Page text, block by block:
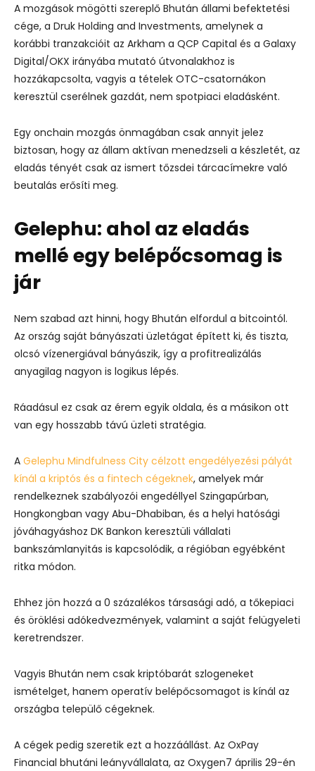
A mozgások mögötti szereplő Bhután állami befektetési
cége, a Druk Holding and Investments, amelynek a
korábbi tranzakcióit az Arkham a QCP Capital és a Galaxy
Digital/OKX irányába mutató útvonalakhoz is
hozzákapcsolta, vagyis a tételek OTC-csatornákon
keresztül cserélnek gazdát, nem spotpiaci eladásként.
Egy onchain mozgás önmagában csak annyit jelez
biztosan, hogy az állam aktívan menedzseli a készletét, az
eladás tényét csak az ismert tőzsdei tárcacímekre való
beutalás erősíti meg.
Gelephu: ahol az eladás
mellé egy belépőcsomag is
jár
Nem szabad azt hinni, hogy Bhután elfordul a bitcointól.
Az ország saját bányászati üzletágat épített ki, és tiszta,
olcsó vízenergiával bányászik, így a profitrealizálás
anyagilag nagyon is logikus lépés.
Ráadásul ez csak az érem egyik oldala, és a másikon ott
van egy hosszabb távú üzleti stratégia.
A Gelephu Mindfulness City célzott engedélyezési pályát
kínál a kriptós és a fintech cégeknek, amelyek már
rendelkeznek szabályozói engedéllyel Szingapúrban,
Hongkongban vagy Abu-Dhabiban, és a helyi hatósági
jóváhagyáshoz DK Bankon keresztüli vállalati
bankszámlanyitás is kapcsolódik, a régióban egyébként
ritka módon.
Ehhez jön hozzá a 0 százalékos társasági adó, a tőkepiaci
és öröklési adókedvezmények, valamint a saját felügyeleti
keretrendszer.
Vagyis Bhután nem csak kriptóbarát szlogeneket
ismételget, hanem operatív belépőcsomagot is kínál az
országba települő cégeknek.
A cégek pedig szeretik ezt a hozzáállást. Az OxPay
Financial bhutáni leányvállalata, az Oxygen7 április 29-én